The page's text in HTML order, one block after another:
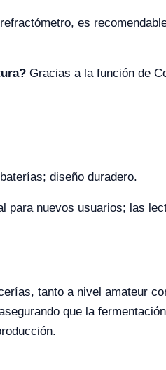
es
Gracias a la función de
diseño duradero.
para nuevos usuarios; las
tanto a nivel amateur
que la